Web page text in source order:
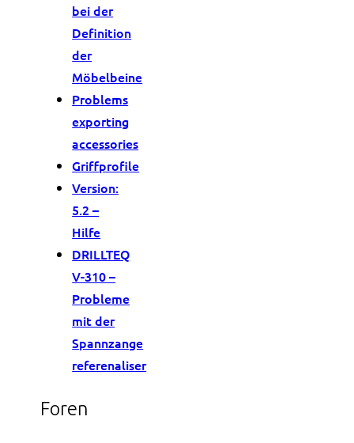
bei der
Definition
der
Möbelbeine
Problems
exporting
accessories
Griffprofile
Version:
5.2 –
Hilfe
DRILLTEQ
V-310 –
Probleme
mit der
Spannzange
referenaliser
Foren